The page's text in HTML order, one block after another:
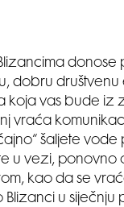
donose
dobru
koja vas bude iz
vraća
šaljete vode
u vezi, ponovno
kao da se
Blizanci u siječnju